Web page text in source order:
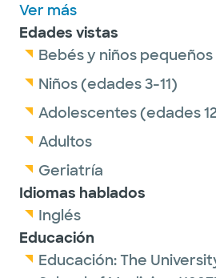
hyperlipidemia, diabetes,
weight loss, anxiety,
treating complex medical
Dr. Madsen is passionate
patients of all ages. Her
medications, when
lifestyle changes. She
close and trusting
patients is the best basis
preventive and acute care.
Ver más
Edades vistas
Bebés y niños
Niños (edades 3-11)
Adolescentes (edades
Adultos
Geriatría
Idiomas hablados
Inglés
Educación
Educación:The